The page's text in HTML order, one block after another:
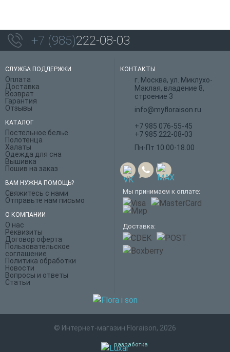
+7 (985)222-08-03
СЛУЖБА ПОДДЕРЖКИ
Оплата
Доставка
Возврат
Гарантия
Отзывы
КАТАЛОГ
Постельное белье
Полотенца
Халаты
Одежда для сна
Вышивка
Пошив на заказ
ВАМ НУЖНА ПОМОЩЬ?
Свяжитесь с нами
Отправьте нам письмо
О КОМПАНИИ
О нас
Реквизиты
Договор оферта
Пользовательское
соглашение
Политика обработки
Новости
Вопросы и ответы
Статьи
КОНТАКТЫ
г. Москва, ул. Миклухо-
Маклая, владение 8,
строение 3
info@myfloraison.ru
+7 985 076-55-45
+7 985 222-08-03
Пн-Пт 10.00-18.00
Мы принимаем к оплате:
Доставка:
© Интернет-магазин Floraison, 2026
разработка